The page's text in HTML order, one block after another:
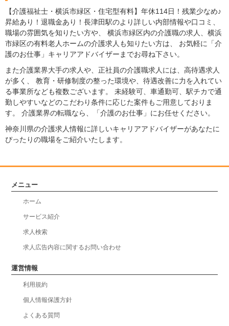
【介護福祉士・横浜市緑区・住宅型有料】年休114日！残業少なめ♪
昇給あり！退職金あり！長津田駅のより詳しい内部情報や口コミ、
職場の雰囲気を知りたい方や、 横浜市緑区内の介護職の求人、横浜
市緑区の有料老人ホームの介護求人も知りたい方は、 お気軽に「介
護のお仕事」キャリアアドバイザーまでお尋ね下さい。
また介護業界大手の求人や、正社員の介護職求人には、高待遇求人
が多く、 教育・研修制度の整った環境や、待遇改善に力を入れてい
る事業所なども複数ございます。 未経験可、車通勤可、駅チカで通
勤しやすいなどのこだわり条件に応じた案件もご用意しておりま
す。 介護業界の転職なら、「介護のお仕事」にお任せください。
神奈川県の介護求人情報に詳しいキャリアアドバイザーがあなたに
ぴったりの職場をご紹介いたします。
メニュー
ホーム
サービス紹介
求人検索
求人広告内容に関するお問い合わせ
運営情報
利用規約
個人情報保護方針
よくある質問